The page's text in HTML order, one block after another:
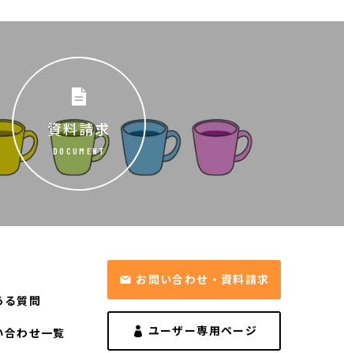
資料請求
DOCUMENT
る質問
合わせ一覧
お問い合わせ・資料請求
ユーザー専用ページ